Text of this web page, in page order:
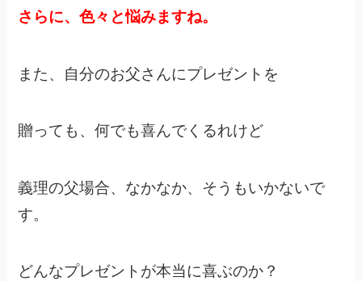
さらに、色々と悩みますね。
また、自分のお父さんにプレゼントを
贈っても、何でも喜んでくるれけど
義理の父場合、なかなか、そうもいかないで
す。
どんなプレゼントが本当に喜ぶのか？